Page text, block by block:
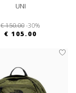
UNI
€ 150.00-30%
€ 105.00